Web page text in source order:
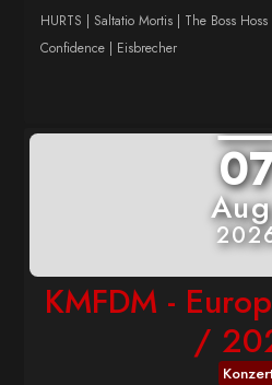
HURTS | Saltatio Mortis | The Boss
Confidence | Eisbrecher
KMFDM -
/